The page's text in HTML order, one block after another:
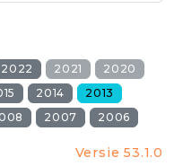
2022 2021
2020
2014
2013
2007 2006
Versie 53.1.0